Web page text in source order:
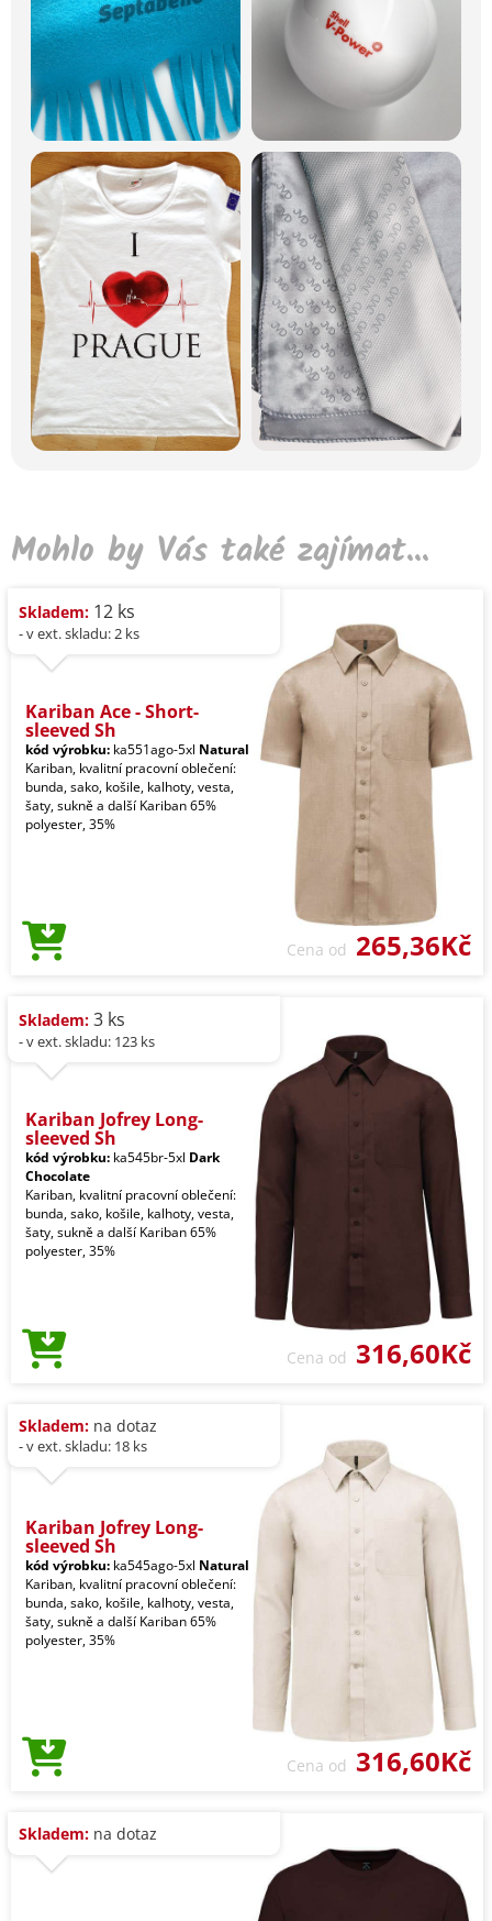
Mohlo by Vás také zajímat...
Skladem: 12 ks
- v ext. skladu: 2 ks
Kariban Ace - Short-
sleeved Sh
kód výrobku: ka551ago-5xl Natural
Kariban, kvalitní pracovní oblečení:
bunda, sako, košile, kalhoty, vesta,
šaty, sukně a další Kariban 65%
polyester, 35%
Cena od 265,36Kč
Skladem: 3 ks
- v ext. skladu: 123 ks
Kariban Jofrey Long-
sleeved Sh
kód výrobku: ka545br-5xl Dark
Chocolate
Kariban, kvalitní pracovní oblečení:
bunda, sako, košile, kalhoty, vesta,
šaty, sukně a další Kariban 65%
polyester, 35%
Cena od 316,60Kč
Skladem: na dotaz
- v ext. skladu: 18 ks
Kariban Jofrey Long-
sleeved Sh
kód výrobku: ka545ago-5xl Natural
Kariban, kvalitní pracovní oblečení:
bunda, sako, košile, kalhoty, vesta,
šaty, sukně a další Kariban 65%
polyester, 35%
Cena od 316,60Kč
Skladem: na dotaz